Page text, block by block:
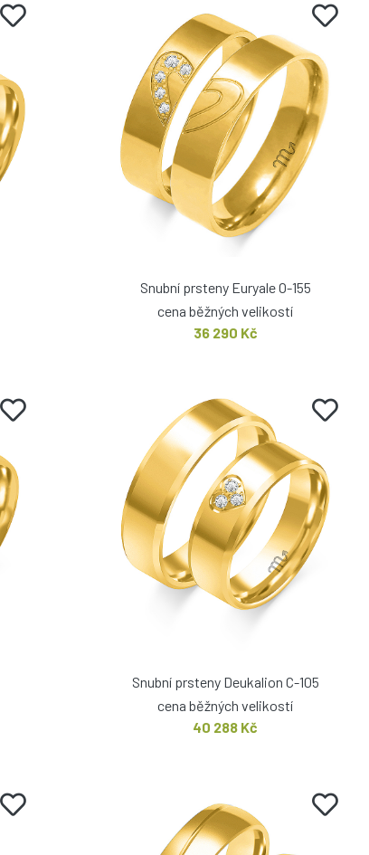
Snubní prsteny Euryale O-155
cena běžných velikostí
36 290 Kč
Snubní prsteny Deukalion C-105
cena běžných velikostí
40 288 Kč